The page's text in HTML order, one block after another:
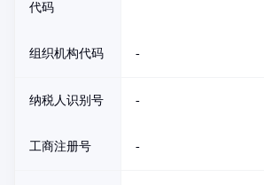
代码
组织机构代码 -
纳税人识别号 -
工商注册号 -